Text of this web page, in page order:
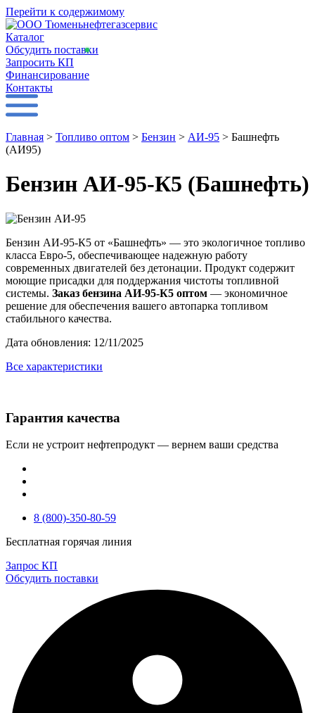
Перейти к содержимому
Каталог
Обсудить поставки
Запросить КП
Финансирование
Контакты
Главная > Топливо оптом > Бензин > АИ-95 > Башнефть
(АИ95)
Бензин АИ-95-К5 (Башнефть)
Бензин АИ-95-К5 от «Башнефть» — это экологичное топливо
класса Евро-5, обеспечивающее надежную работу
современных двигателей без детонации. Продукт содержит
моющие присадки для поддержания чистоты топливной
системы. Заказ бензина АИ-95-К5 оптом — экономичное
решение для обеспечения вашего автопарка топливом
стабильного качества.
Дата обновления: 12/11/2025
Все характеристики
Гарантия качества
Если не устроит нефтепродукт — вернем ваши средства
8 (800)-350-80-59
Бесплатная горячая линия
Запрос КП
Обсудить поставки